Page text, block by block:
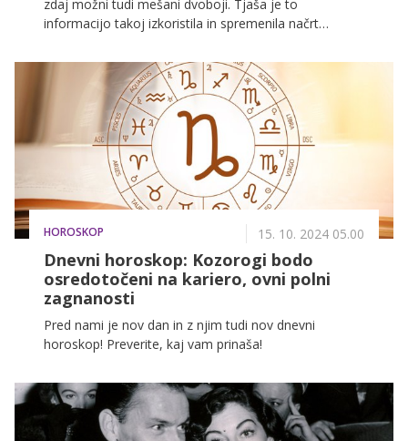
zdaj možni tudi mešani dvoboji. Tjaša je to
informacijo takoj izkoristila in spremenila načrt
HOROSKOP 15. 10. 2024 05.00
Dnevni horoskop: Kozorogi bodo
osredotočeni na kariero, ovni polni
zagnanosti
Pred nami je nov dan in z njim tudi nov dnevni
horoskop! Preverite, kaj vam prinaša!